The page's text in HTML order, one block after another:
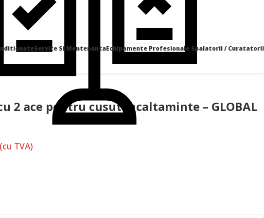
Service Si MentenantaEchipamente Profesionale Spalatorii / Curatatorii
2 ace pentru cusut incaltaminte – GLOBAL
(cu TVA)